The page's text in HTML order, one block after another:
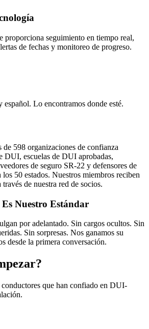
proporciona seguimiento en tiempo real,
de fechas y monitoreo de progreso.
español. Lo encontramos donde esté.
de 598 organizaciones de confianza
DUI, escuelas de DUI aprobadas,
de seguro SR-22 y defensores de
50 estados. Nuestros miembros reciben
de nuestra red de socios.
Nuestro Estándar
por adelantado. Sin cargos ocultos. Sin
Sin sorpresas. Nos ganamos su
desde la primera conversación.
conductores que han confiado en DUI-